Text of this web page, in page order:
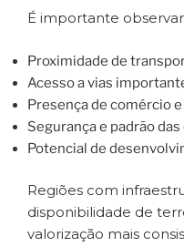
É importante
Proximidade de
Acesso a vias
Presença de comércio
Segurança e padrão
Potencial de
Regiões com
disponibilidade de
valorização mais